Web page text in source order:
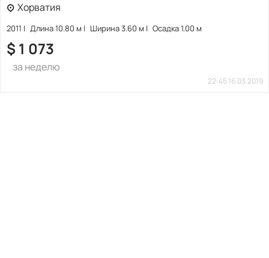
Хорватия
2011 Длина 10.80 м Ширина 3.60 м Осадка 1.00 м
$ 1 073
за неделю
22:45 16.03.2019